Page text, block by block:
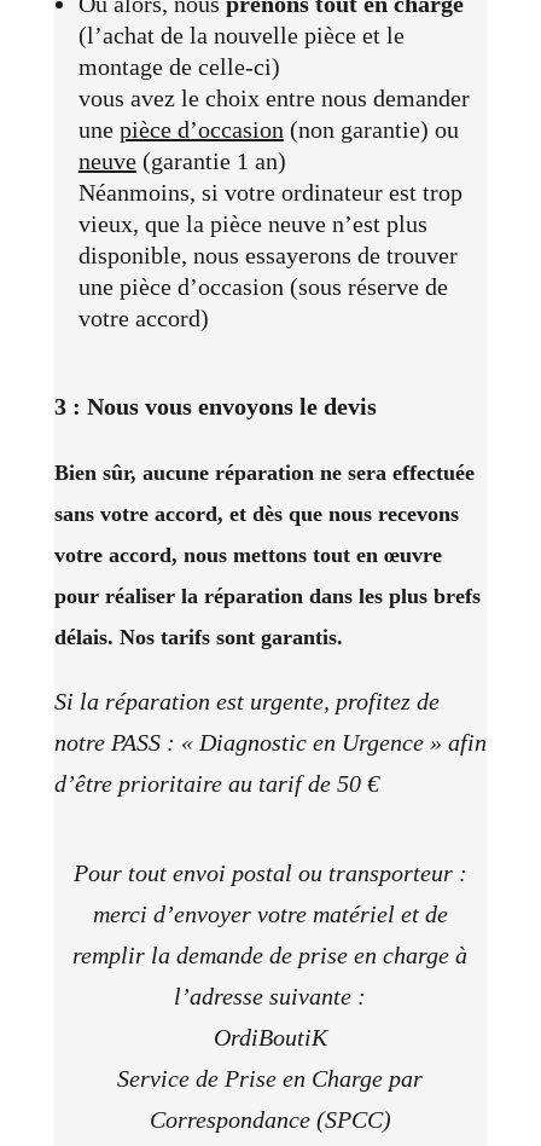
(l’achat de la nouvelle pièce et le
montage de celle-ci)
vous avez le choix entre nous demander
une pièce d’occasion (non garantie) ou
neuve(garantie 1 an)
Néanmoins, si votre ordinateur est trop
vieux, que la pièce neuve n’est plus
disponible, nous essayerons de trouver
une pièce d’occasion (sous réserve de
votre accord)
3 : Nous vous envoyons le devis
Bien sûr, aucune réparation ne sera effectuée
sans votre accord, et dès que nous recevons
votre accord, nous mettons tout en œuvre
pour réaliser la réparation dans les plus brefs
délais. Nos tarifs sont garantis.
Si la réparation est urgente, profitez de
notre PASS : « Diagnostic en Urgence » afin
d’être prioritaire au tarif de 50 €
Pour tout envoi postal ou transporteur :
merci d’envoyer votre matériel et de
remplir la demande de prise en charge à
l’adresse suivante :
OrdiBoutiK
Service de Prise en Charge par
Correspondance (SPCC)